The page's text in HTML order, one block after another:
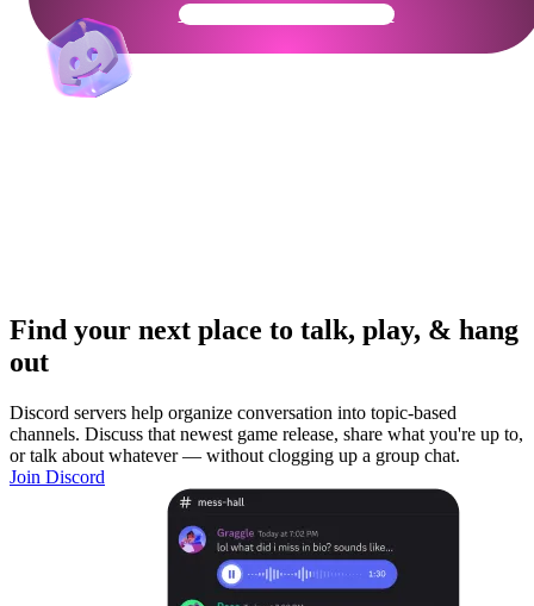
Get Your Community Ready
Find your next place to talk, play, & hang
out
Discord servers help organize conversation into topic-based
channels. Discuss that newest game release, share what you're up to,
or talk about whatever — without clogging up a group chat.
Join Discord